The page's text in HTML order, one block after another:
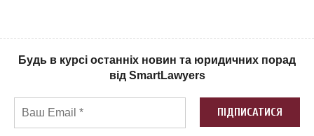
Будь в курсі останніх новин та юридичних порад
від SmartLawyers